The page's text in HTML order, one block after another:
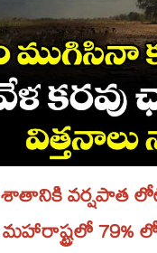
వర్షపాత
79%